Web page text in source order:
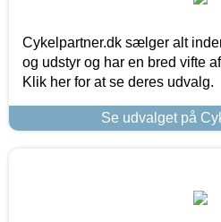
Cykelpartner.dk sælger alt
og udstyr og har en bred vifte
Klik her for at se deres udvalg.
Se udvalget på